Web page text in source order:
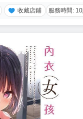
收藏店鋪 服務時間: